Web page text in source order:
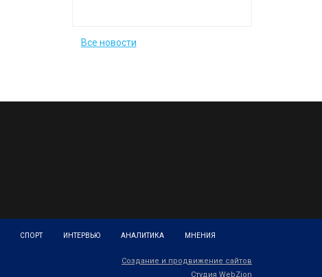
Все новости
СПОРТ ИНТЕРВЬЮ АНАЛИТИКА МНЕНИЯ
Создание и продвижение сайтов
Студия WebZion